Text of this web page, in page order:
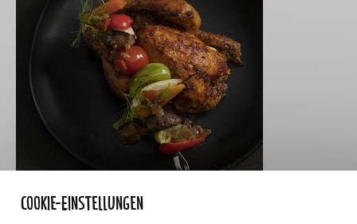
Cookie-Einstellungen